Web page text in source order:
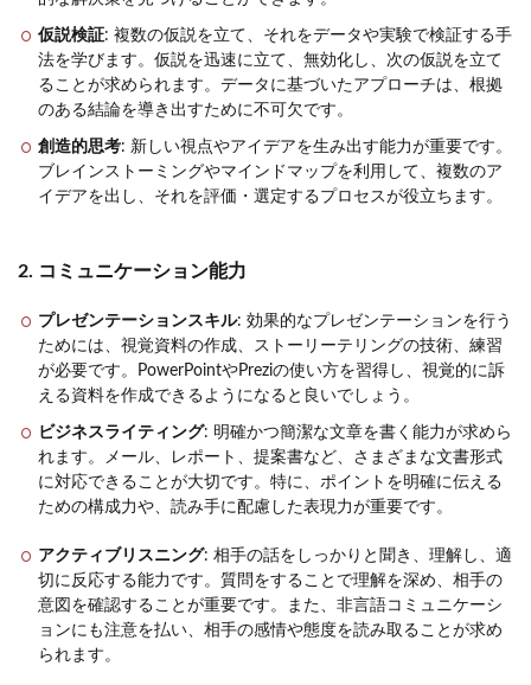
仮説検証: 複数の仮説を立て、それをデータや実験で検証する手
法を学びます。仮説を迅速に立て、無効化し、次の仮説を立て
ることが求められます。データに基づいたアプローチは、根拠
のある結論を導き出すために不可欠です。
創造的思考: 新しい視点やアイデアを生み出す能力が重要です。
ブレインストーミングやマインドマップを利用して、複数のア
イデアを出し、それを評価・選定するプロセスが役立ちます。
2. コミュニケーション能力
プレゼンテーションスキル: 効果的なプレゼンテーションを行う
ためには、視覚資料の作成、ストーリーテリングの技術、練習
が必要です。PowerPointやPreziの使い方を習得し、視覚的に訴
える資料を作成できるようになると良いでしょう。
ビジネスライティング: 明確かつ簡潔な文章を書く能力が求めら
れます。メール、レポート、提案書など、さまざまな文書形式
に対応できることが大切です。特に、ポイントを明確に伝える
ための構成力や、読み手に配慮した表現力が重要です。
アクティブリスニング: 相手の話をしっかりと聞き、理解し、適
切に反応する能力です。質問をすることで理解を深め、相手の
意図を確認することが重要です。また、非言語コミュニケーシ
ョンにも注意を払い、相手の感情や態度を読み取ることが求め
られます。